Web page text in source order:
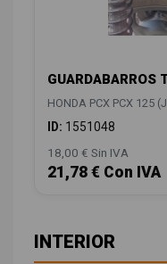
HONDA PCX PCX 125
ID: 1551048
18,00 € Sin IVA
21,78 € Con IVA
INTERIOR